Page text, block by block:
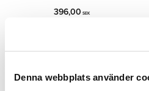
Denna webbplats använder
396,00 SEK